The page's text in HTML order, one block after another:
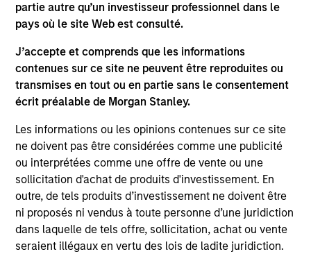
partie autre qu’un investisseur professionnel dans le
pays où le site Web est consulté.
J’accepte et comprends que les informations
contenues sur ce site ne peuvent être reproduites ou
transmises en tout ou en partie sans le consentement
écrit préalable de Morgan Stanley.
Les informations ou les opinions contenues sur ce site
ne doivent pas être considérées comme une publicité
ou interprétées comme une offre de vente ou une
sollicitation d'achat de produits d'investissement. En
outre, de tels produits d’investissement ne doivent être
ni proposés ni vendus à toute personne d’une juridiction
dans laquelle de tels offre, sollicitation, achat ou vente
seraient illégaux en vertu des lois de ladite juridiction.
The information on this page is for informational
purposes only. The information contained herein does
offering of advisory services or an offer to sell or a
solicitation of an offer to buy any securities in any
jurisdiction in which such offer or solicitation,
purchase or sale would be unlawful under the
securities, insurance or other laws of such jurisdiction.
All investing involves risks, including a loss of principal.
Please refer to the strategy detail page for important
information on the strategy, including additional risk
considerations.